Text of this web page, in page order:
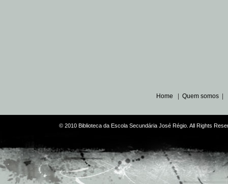
Home Quem somos
© 2010 Biblioteca da Escola Secundária José Régio. All Rights